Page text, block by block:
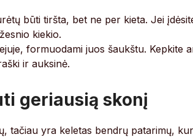
būti tiršta, bet ne per kieta. Jei
kiekio.
formuodami juos šaukštu. Kepkite
ir auksinė.
geriausią skonį
tačiau yra keletas bendrų patarimų,